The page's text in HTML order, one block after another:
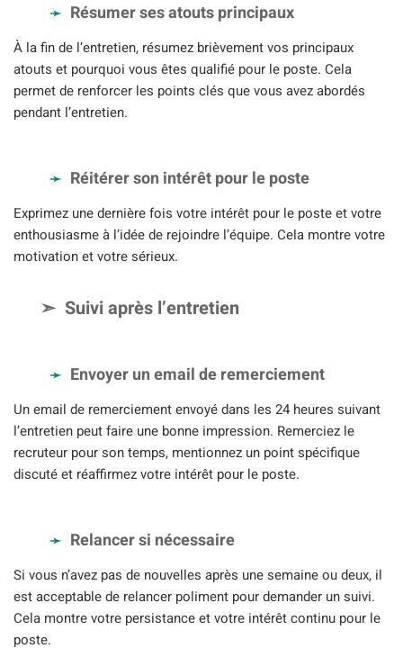
Résumer ses atouts principaux
À la fin de l’entretien, résumez brièvement vos principaux
atouts et pourquoi vous êtes qualifié pour le poste. Cela
permet de renforcer les points clés que vous avez abordés
pendant l’entretien.
Réitérer son intérêt pour le poste
Exprimez une dernière fois votre intérêt pour le poste et votre
enthousiasme à l’idée de rejoindre l’équipe. Cela montre votre
motivation et votre sérieux.
Suivi après l’entretien
Envoyer un email de remerciement
Un email de remerciement envoyé dans les 24 heures suivant
l’entretien peut faire une bonne impression. Remerciez le
recruteur pour son temps, mentionnez un point spécifique
discuté et réaffirmez votre intérêt pour le poste.
Relancer si nécessaire
Si vous n’avez pas de nouvelles après une semaine ou deux, il
est acceptable de relancer poliment pour demander un suivi.
Cela montre votre persistance et votre intérêt continu pour le
poste.